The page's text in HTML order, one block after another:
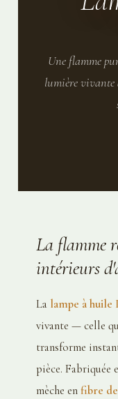
Une flamme
lumière
La flamme
intérieurs
La lampe à huile
vivante — celle
transforme
pièce. Fabriquée
mèche enfibre